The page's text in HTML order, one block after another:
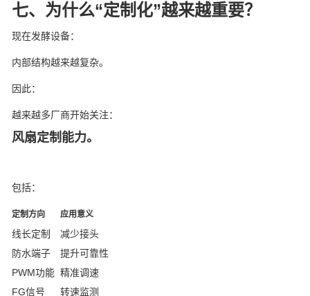
七、为什么“定制化”越来越重要？
现在发酵设备：
内部结构越来越复杂。
因此：
越来越多厂商开始关注：
风扇定制能力。
包括：
定制方向 应用意义
线长定制
减少接头
防水端子
提升可靠性
PWM功能 精准调速
FG信号
转速监测